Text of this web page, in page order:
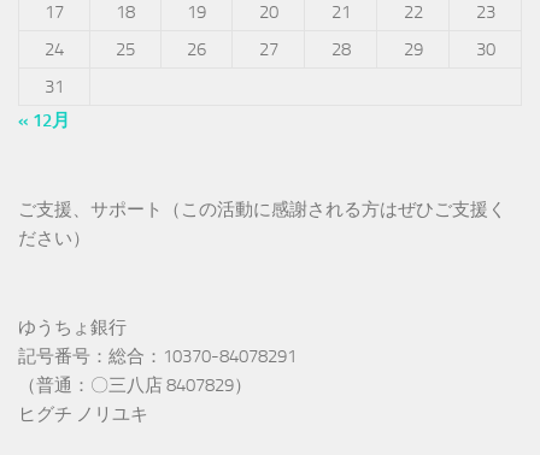
17
18 19 20 21 22
23
24
25 26 27 28 29
30
31
« 12月
ご支援、サポート（この活動に感謝される方はぜひご支援く
ださい）
ゆうちょ銀行
記号番号：総合：10370-84078291
（普通：〇三八店 8407829）
ヒグチ ノリユキ